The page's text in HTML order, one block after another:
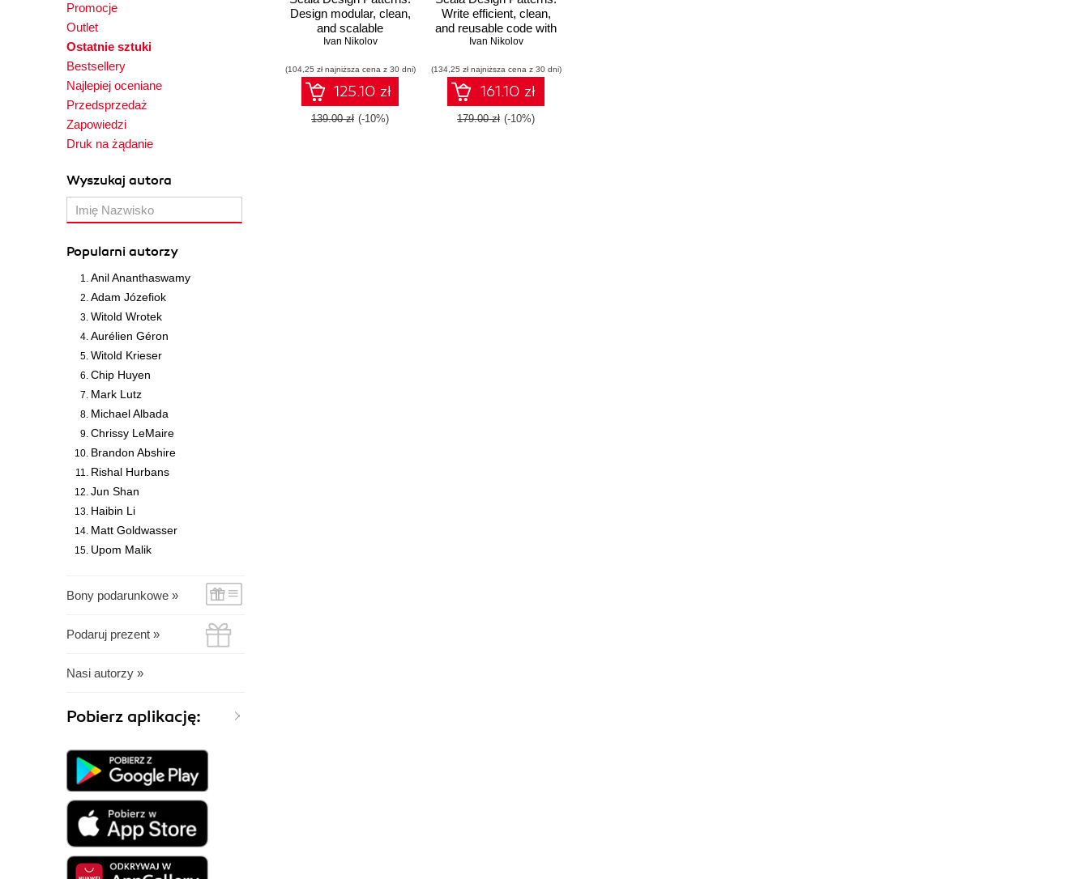
Promocje
Outlet
Ostatnie sztuki
Bestsellery
Najlepiej oceniane
Przedsprzedaż
Zapowiedzi
Druk na żądanie
Wyszukaj autora
Popularni autorzy
Anil Ananthaswamy
Adam Józefiok
Witold Wrotek
Aurélien Géron
Witold Krieser
Chip Huyen
Mark Lutz
Michael Albada
Chrissy LeMaire
Brandon Abshire
Rishal Hurbans
Jun Shan
Haibin Li
Matt Goldwasser
Upom Malik
Bony podarunkowe »
Podaruj prezent »
Nasi autorzy »
Pobierz aplikację:
Design modular, clean,
and scalable
applications by applying
in Scala - Second
Edition
Ivan Nikolov
(104,25 zł najniższa cena z 30 dni)
125.10 zł
139.00 zł (-10%)
Write efficient, clean,
and reusable code with
Scala
Ivan Nikolov
(134,25 zł najniższa cena z 30 dni)
161.10 zł
179.00 zł (-10%)